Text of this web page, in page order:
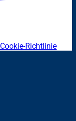
Cookie-Richtlinie